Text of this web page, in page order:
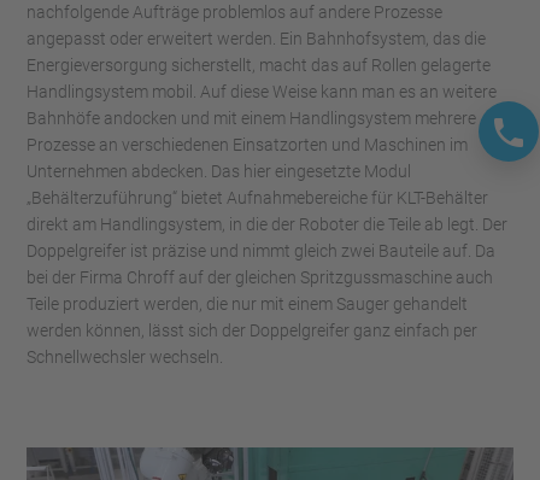
nachfolgende Aufträge problemlos auf andere Prozesse
angepasst oder erweitert werden. Ein Bahnhofsystem, das die
Energieversorgung sicherstellt, macht das auf Rollen gelagerte
Handlingsystem mobil. Auf diese Weise kann man es an weitere
Bahnhöfe andocken und mit einem Handlingsystem mehrere
Prozesse an verschiedenen Einsatzorten und Maschinen im
Unternehmen abdecken. Das hier eingesetzte Modul
„Behälterzuführung“ bietet Aufnahmebereiche für KLT-Behälter
direkt am Handlingsystem, in die der Roboter die Teile ab legt. Der
Doppelgreifer ist präzise und nimmt gleich zwei Bauteile auf. Da
bei der Firma Chroff auf der gleichen Spritzgussmaschine auch
Teile produziert werden, die nur mit einem Sauger gehandelt
werden können, lässt sich der Doppelgreifer ganz einfach per
Schnellwechsler wechseln.